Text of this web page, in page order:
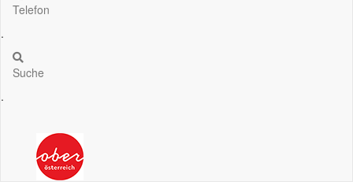
Telefon
.
Suche
.